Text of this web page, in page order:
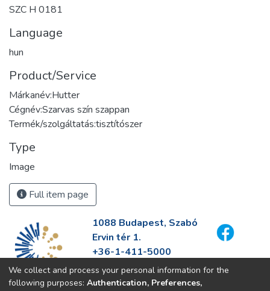
SZC H 0181
Language
hun
Product/Service
Márkanév:Hutter
Cégnév:Szarvas szín szappan
Termék/szolgáltatás:tisztítószer
Type
Image
Full item page
1088 Budapest, Szabó
Ervin tér 1.
+36-1-411-5000
info@fszek.hu
https://fszek.hu
We collect and process your personal information for the
following purposes: Authentication, Preferences,